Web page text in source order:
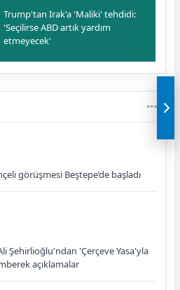
Trump'tan Irak'a 'Maliki' tehdidi:
'Seçilirse ABD artık yardım
etmeyecek'
görüşmesi Beştepe’de başladı
Şehirlioğlu'ndan 'Çerçeve Yasa'yla
açıklamalar